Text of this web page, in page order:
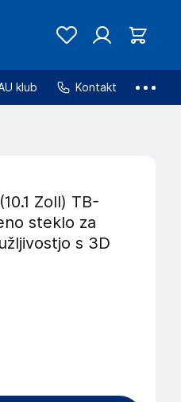
klub Kontakt
Zoll) TB-
steklo za
s 3D